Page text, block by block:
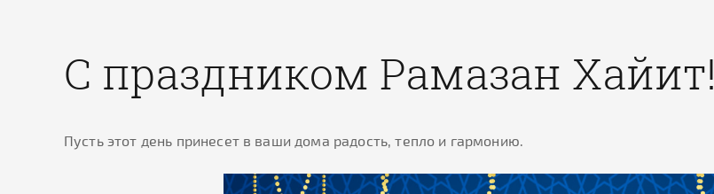
С праздником Рамазан Хайит!
Пусть этот день принесет в ваши дома радость, тепло и гармонию.